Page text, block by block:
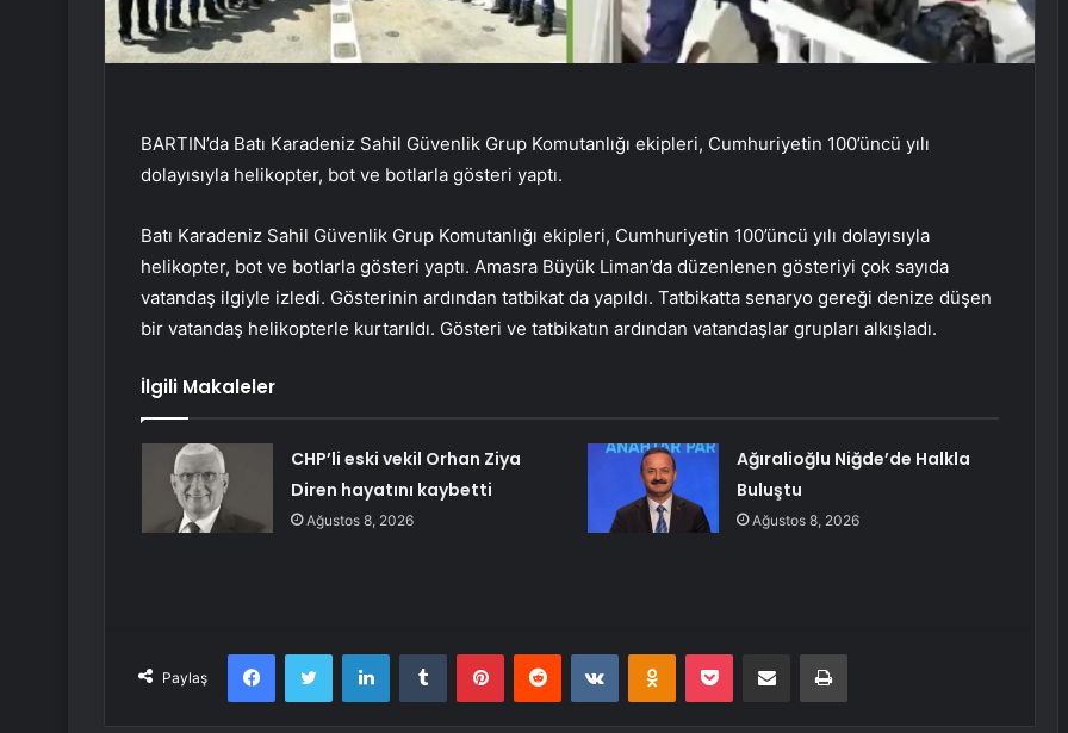
BARTIN’da Batı Karadeniz Sahil Güvenlik Grup Komutanlığı ekipleri, Cumhuriyetin 100’üncü yılı
dolayısıyla helikopter, bot ve botlarla gösteri yaptı.
Batı Karadeniz Sahil Güvenlik Grup Komutanlığı ekipleri, Cumhuriyetin 100’üncü yılı dolayısıyla
helikopter, bot ve botlarla gösteri yaptı. Amasra Büyük Liman’da düzenlenen gösteriyi çok sayıda
vatandaş ilgiyle izledi. Gösterinin ardından tatbikat da yapıldı. Tatbikatta senaryo gereği denize düşen
bir vatandaş helikopterle kurtarıldı. Gösteri ve tatbikatın ardından vatandaşlar grupları alkışladı.
İlgili Makaleler
CHP’li eski vekil Orhan Ziya
Diren hayatını kaybetti
Ağustos 8, 2026
Ağıralioğlu Niğde’de Halkla
Buluştu
Ağustos 8, 2026
Paylaş
FacebookTwitter LinkedInTumblr PinterestReddit VKontakteOdnoklassniki
Pocket E-Posta ile paylaş Yazdır